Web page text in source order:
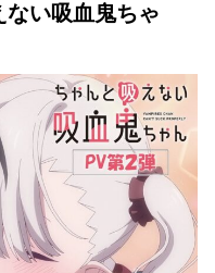
い吸血鬼ちゃ